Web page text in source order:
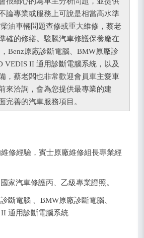
論專業或服務上可說是相當高水準
油車輛問題查修或重大維修，蔡老
確的修繕。駿騰汽車修護保養廠在
Benz原廠診斷電腦、BMW原廠診
VEDIS II 通用診斷電腦系統，以及
，蔡老闆也非常歡迎會員車主愛車
來洽詢，會為您提供最專業的建
完善的汽車服務項目。
修經驗，賓士原廠維修組長專業經
家汽車修護丙、乙級專業證照。
斷電腦 、BMW原廠診斷電腦、
通用診斷電腦系統